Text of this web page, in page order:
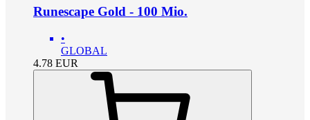
Runescape Gold - 100 Mio.
•
GLOBAL
4.78 EUR